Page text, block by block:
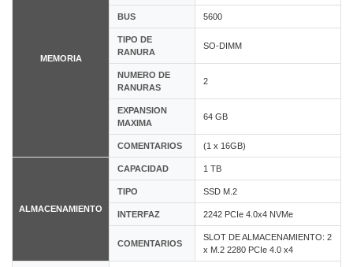
MEMORIA
BUS 5600
TIPO DE
RANURA
SO-DIMM
NUMERO DE
RANURAS
2
EXPANSION
MAXIMA
64 GB
COMENTARIOS (1 x 16GB)
ALMACENAMIENTO
CAPACIDAD 1 TB
TIPO SSD M.2
INTERFAZ 2242 PCIe 4.0x4 NVMe
COMENTARIOS
SLOT DE ALMACENAMIENTO: 2
x M.2 2280 PCIe 4.0 x4